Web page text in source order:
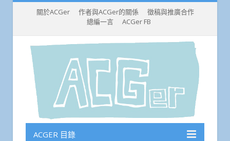
關於ACGer 作者與ACGer的關係
徵稿與推廣合作
總編一言
ACGer FB
ACGER 目錄